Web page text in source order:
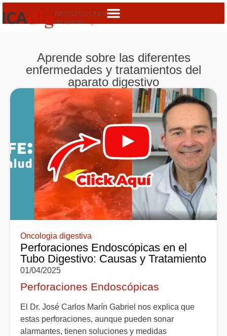
Aprende sobre las diferentes
enfermedades y tratamientos del
aparato digestivo
Oncologia digestiva
Perforaciones Endoscópicas en el
Tubo Digestivo: Causas y Tratamiento
01/04/2025
Perforaciones Endoscópicas
El Dr. José Carlos Marín Gabriel nos explica que
estas perforaciones, aunque pueden sonar
alarmantes, tienen soluciones y medidas